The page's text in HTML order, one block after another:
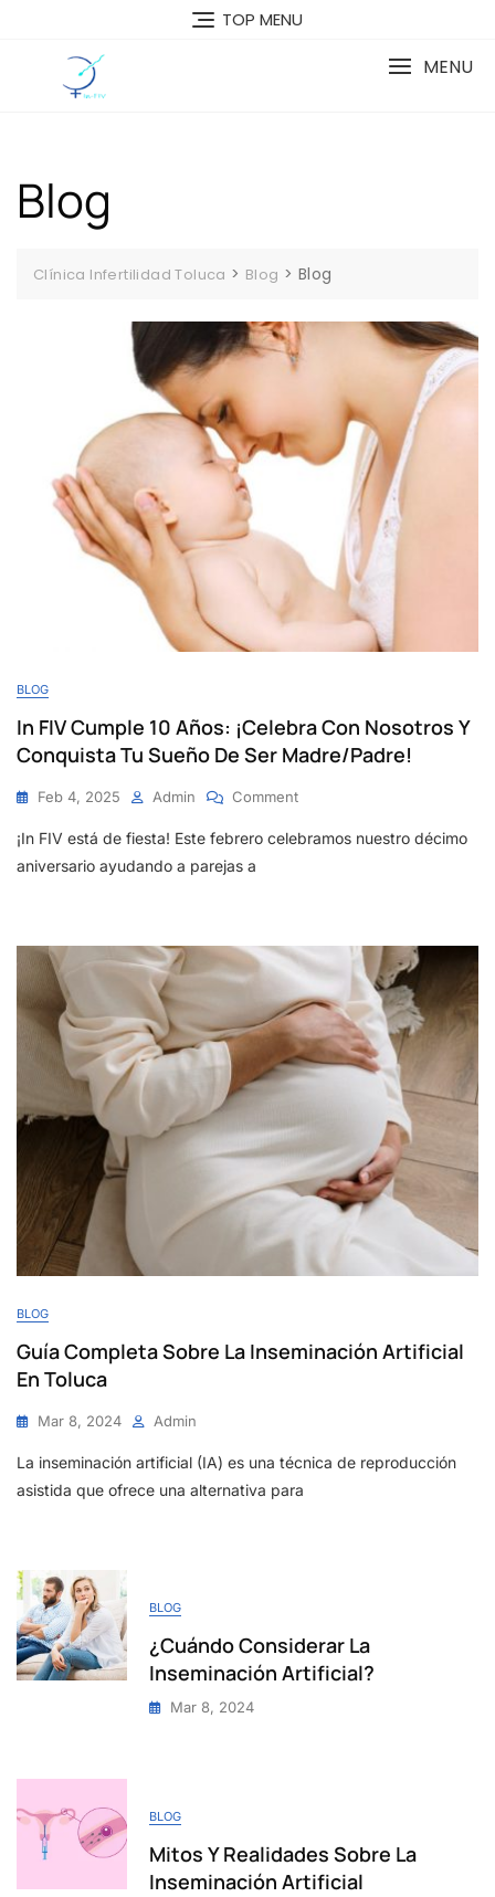
TOP MENU
MENU
Blog
Clínica Infertilidad Toluca > Blog > Blog
BLOG
In FIV Cumple 10 Años: ¡Celebra Con Nosotros Y
Conquista Tu Sueño De Ser Madre/Padre!
Feb 4, 2025 Admin CommentOn
FIV
Con
Nosotros
Y
Conquista
Tu
Sueño
Madre/Padre!
¡In FIV está de fiesta! Este febrero celebramos nuestro décimo
aniversario ayudando a parejas a
BLOG
Guía Completa Sobre La Inseminación Artificial
En Toluca
Mar 8, 2024 Admin
La inseminación artificial (IA) es una técnica de reproducción
asistida que ofrece una alternativa para
BLOG
¿Cuándo Considerar La
Inseminación Artificial?
Mar 8, 2024
BLOG
Mitos Y Realidades Sobre La
Inseminación Artificial